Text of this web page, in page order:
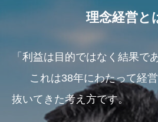
理念経営と
「利益は目的ではなく結果で
これは38年にわたって経営
抜いてきた考え方です。